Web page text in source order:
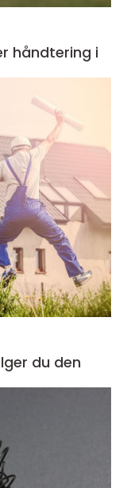
håndtering i